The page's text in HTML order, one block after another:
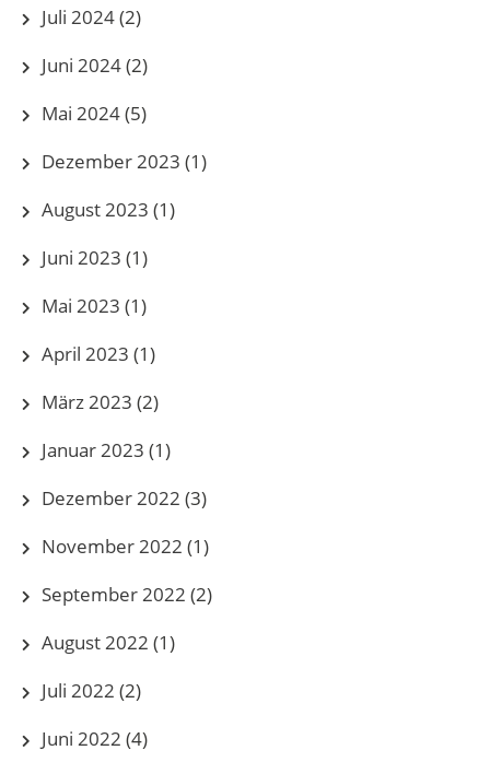
Juli 2024(2)
Juni 2024(2)
Mai 2024(5)
Dezember 2023 (1)
August 2023 (1)
Juni 2023 (1)
Mai 2023 (1)
April 2023 (1)
März 2023 (2)
Januar 2023 (1)
Dezember 2022 (3)
November 2022 (1)
September 2022 (2)
August 2022 (1)
Juli 2022 (2)
Juni 2022 (4)